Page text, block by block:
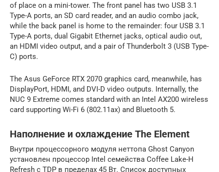
of place on a mini-tower. The front panel has two USB 3.1
Type-A ports, an SD card reader, and an audio combo jack,
while the back panel is home to the remainder: four USB 3.1
Type-A ports, dual Gigabit Ethernet jacks, optical audio out,
an HDMI video output, and a pair of Thunderbolt 3 (USB Type-
C) ports.
The Asus GeForce RTX 2070 graphics card, meanwhile, has
DisplayPort, HDMI, and DVI-D video outputs. Internally, the
NUC 9 Extreme comes standard with an Intel AX200 wireless
card supporting Wi-Fi 6 (802.11ax) and Bluetooth 5.
Наполнение и охлаждение The Element
Внутри процессорного модуля неттопа Ghost Canyon
установлен процессор Intel семейства Coffee Lake-H
Refresh с TDP в пределах 45 Вт. Список доступных